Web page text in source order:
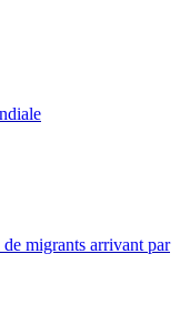
migrants arrivant par